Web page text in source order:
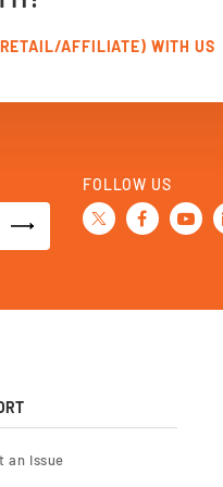
AFFILIATE) WITH US
FOLLOW US
an Issue